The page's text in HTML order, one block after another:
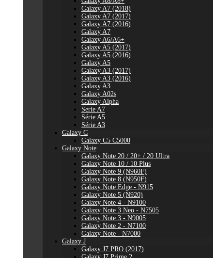
Galaxy A7 (2018)
Galaxy A7 (2017)
Galaxy A7 (2016)
Galaxy A7
Galaxy A6/A6+
Galaxy A5 (2017)
Galaxy A5 (2016)
Galaxy A5
Galaxy A3 (2017)
Galaxy A3 (2016)
Galaxy A3
Galaxy A02s
Galaxy Alpha
Serie A7
Série A5
Série A3
Galaxy C
Galaxy C5 C5000
Galaxy Note
Galaxy Note 20 / 20+ / 20 Ultra
Galaxy Note 10 / 10 Plus
Galaxy Note 9 (N960F)
Galaxy Note 8 (N950F)
Galaxy Note Edge - N915
Galaxy Note 5 (N920)
Galaxy Note 4 - N9100
Galaxy Note 3 Neo - N7505
Galaxy Note 3 - N9005
Galaxy Note 2 - N7100
Galaxy Note - N7000
Galaxy J
Galaxy J7 PRO (2017)